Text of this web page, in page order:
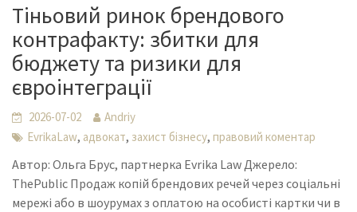
Тіньовий ринок брендового
контрафакту: збитки для
бюджету та ризики для
євроінтеграції
2026-07-02
Andriy
EvrikaLaw, адвокат, захист бізнесу,правовий коментар
Автор: Ольга Брус, партнерка Evrika Law Джерело:
ThePublic Продаж копій брендових речей через соціальні
мережі або в шоурумах з оплатою на особисті картки чи в